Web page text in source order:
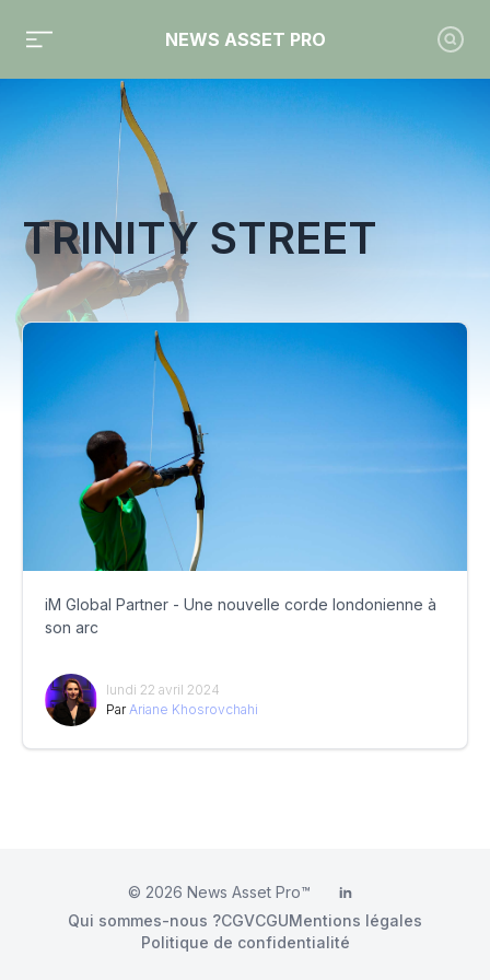
NEWS ASSET PRO
Toute l'actualité sur le tag "Trinity Street"
TRINITY STREET
iM Global Partner - Une nouvelle corde londonienne à
son arc
lundi 22 avril 2024
Par Ariane Khosrovchahi
© 2026 News Asset Pro™ LinkedIn
Qui sommes-nous ?CGVCGUMentions légales
Politique de confidentialité